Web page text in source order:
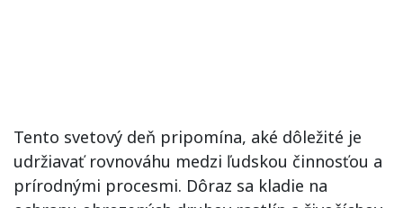
Tento svetový deň pripomína, aké dôležité je
udržiavať rovnováhu medzi ľudskou činnosťou a
prírodnými procesmi. Dôraz sa kladie na